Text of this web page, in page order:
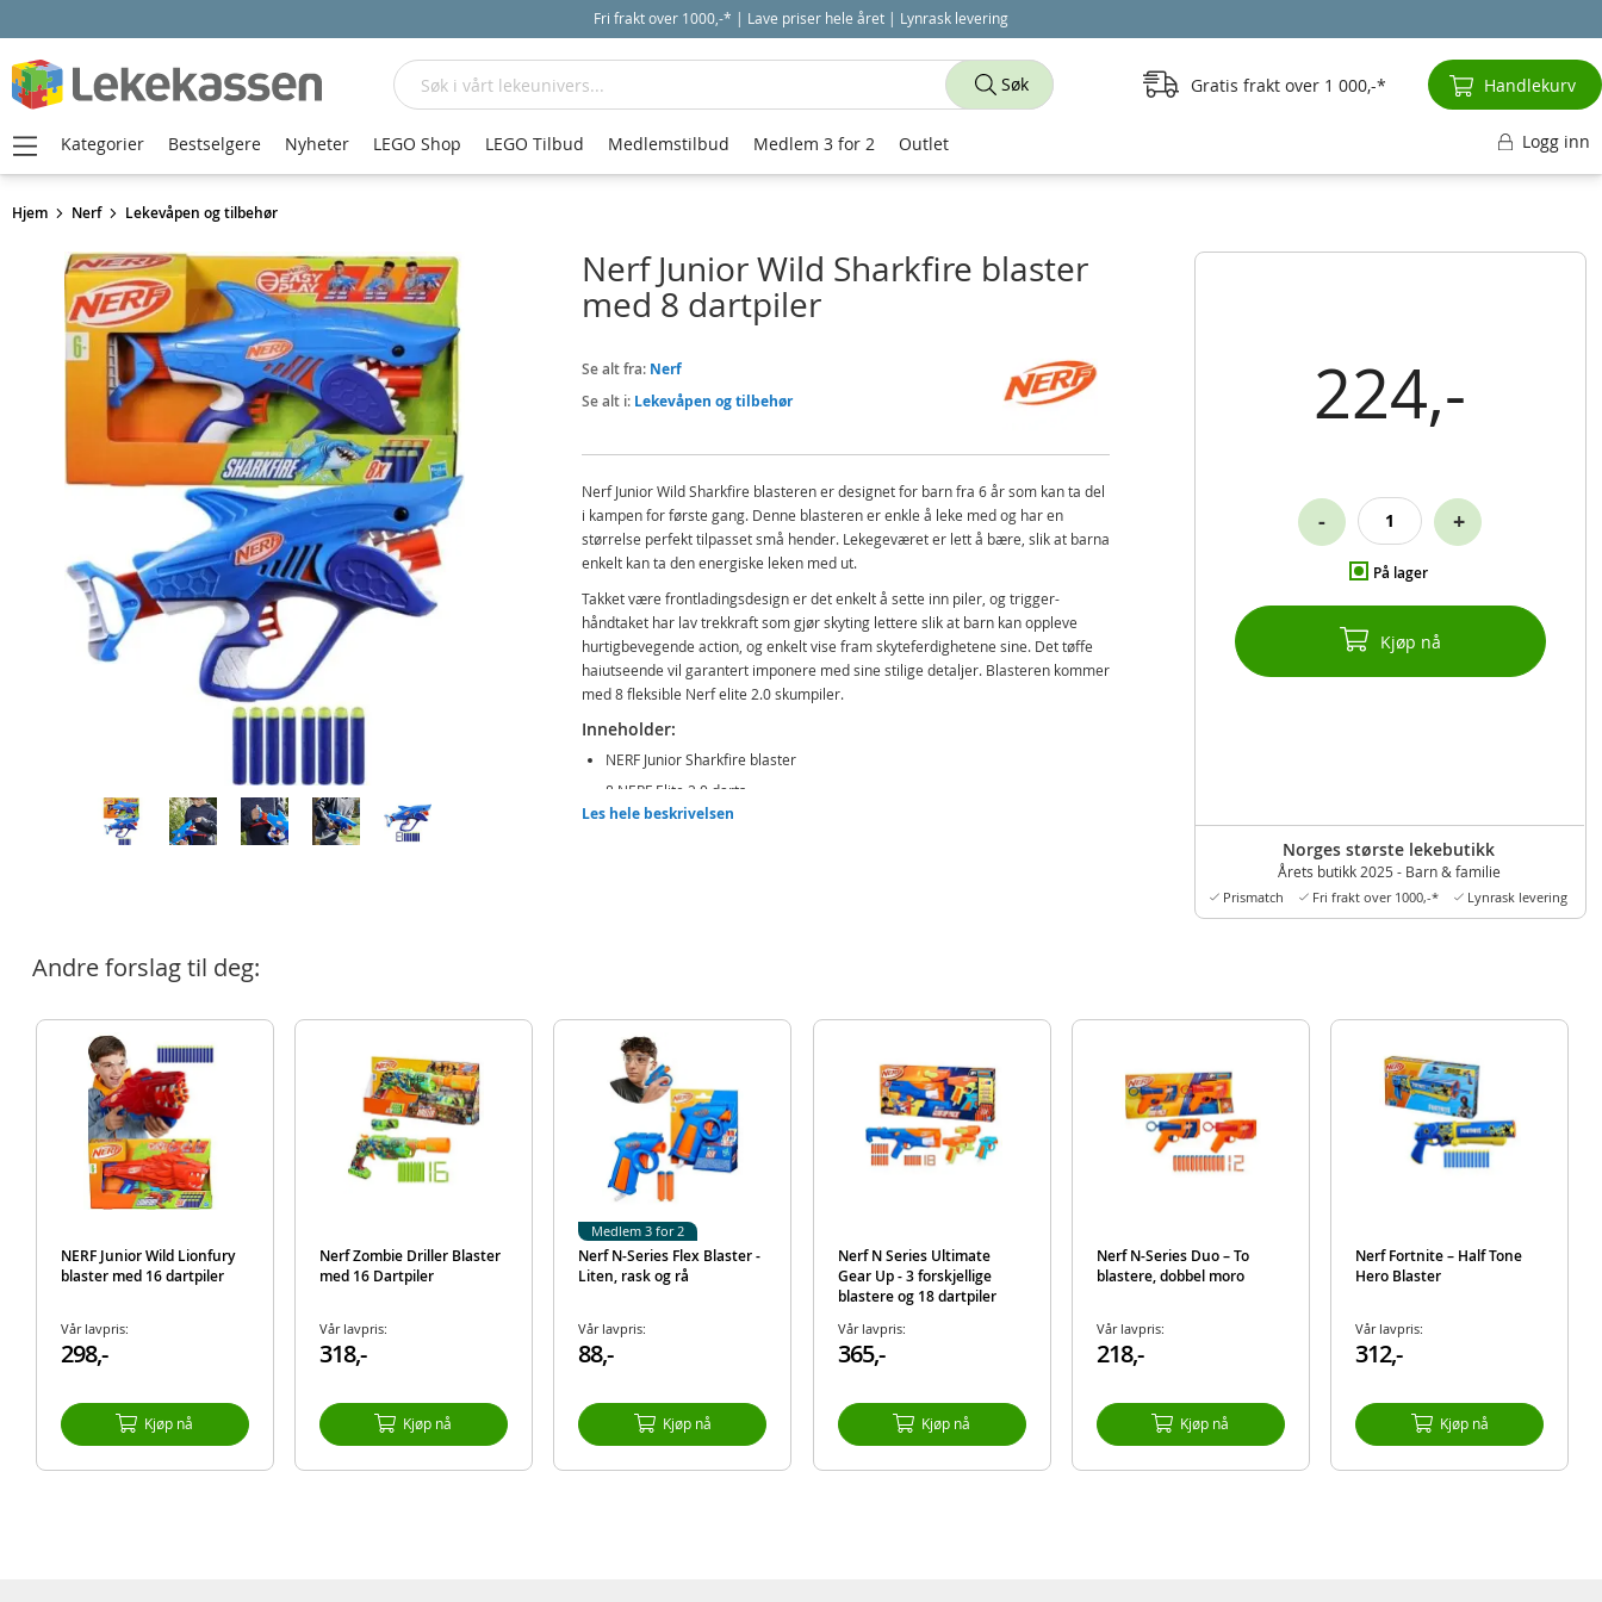
Fri frakt over 1000,-* | Lave priser hele året | Lynrask levering
Hjem Nerf Lekevåpen og tilbehør
224,-
På lager
- +
Kjøp nå
Norges største lekebutikk
Årets butikk 2025 - Barn & familie
Prismatch Fri frakt over 1000,-* Lynrask levering
Nerf Junior Wild Sharkfire blaster
med 8 dartpiler
Se alt fra: Nerf
Se alt i: Lekevåpen og tilbehør
Nerf Junior Wild Sharkfire blasteren er designet for barn fra 6 år som kan ta del
i kampen for første gang. Denne blasteren er enkle å leke med og har en
størrelse perfekt tilpasset små hender. Lekegeværet er lett å bære, slik at barna
enkelt kan ta den energiske leken med ut.
Takket være frontladingsdesign er det enkelt å sette inn piler, og trigger-
håndtaket har lav trekkraft som gjør skyting lettere slik at barn kan oppleve
hurtigbevegende action, og enkelt vise fram skyteferdighetene sine. Det tøffe
haiutseende vil garantert imponere med sine stilige detaljer. Blasteren kommer
med 8 fleksible Nerf elite 2.0 skumpiler.
Inneholder:
NERF Junior Sharkfire blaster
8 NERF Elite 2.0 darts
Merke
Les hele beskrivelsen
Andre forslag til deg:
NERF Junior Wild Lionfury
blaster med 16 dartpiler
Vår lavpris:
298,-
Kjøp nå
Nerf Zombie Driller Blaster
med 16 Dartpiler
Vår lavpris:
318,-
Kjøp nå
Nerf N-Series Flex Blaster -
Liten, rask og rå
Vår lavpris:
88,-
Kjøp nå
Medlem 3 for 2
Nerf N Series Ultimate
Gear Up - 3 forskjellige
blastere og 18 dartpiler
Vår lavpris:
365,-
Kjøp nå
Nerf N-Series Duo – To
blastere, dobbel moro
Vår lavpris:
218,-
Kjøp nå
Nerf Fortnite – Half Tone
Hero Blaster
Vår lavpris:
312,-
Kjøp nå
Søk
Søk Gratis frakt over 1 000,- Handlekurv
Kategorier Bestselgere Nyheter LEGO Shop LEGO Tilbud Medlemstilbud Medlem 3 for 2 Outlet Logg inn